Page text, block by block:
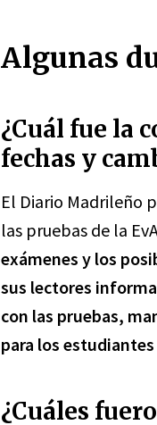
Algunas
¿Cuál fue la
fechas y
El Diario Madrileño
las pruebas de la
exámenes y los
sus lectores
con las pruebas,
para los
¿Cuáles